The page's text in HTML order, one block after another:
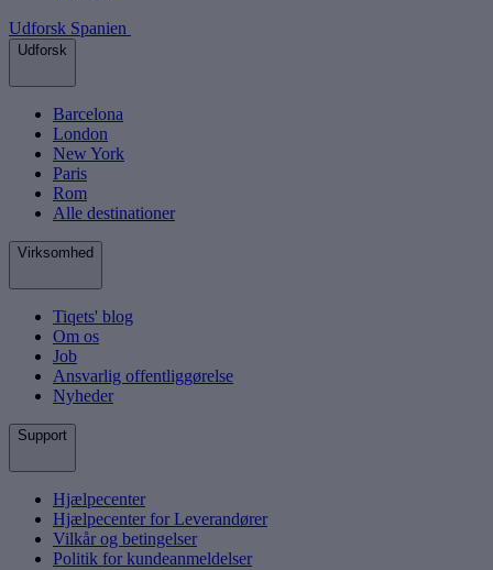
Udforsk Spanien
Udforsk
Barcelona
London
New York
Paris
Rom
Alle destinationer
Virksomhed
Tiqets' blog
Om os
Job
Ansvarlig offentliggørelse
Nyheder
Support
Hjælpecenter
Hjælpecenter for Leverandører
Vilkår og betingelser
Politik for kundeanmeldelser